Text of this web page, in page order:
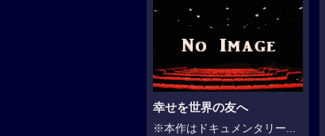
幸せを世界の友へ
※本作はドキュメンタリー...